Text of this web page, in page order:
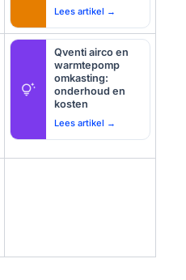
Lees artikel →
tips_and_updates
Qventi airco en
warmtepomp
omkasting:
onderhoud en
kosten
Lees artikel →